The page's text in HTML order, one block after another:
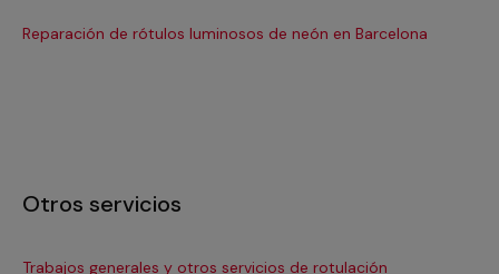
Reparación de rótulos luminosos de neón en Barcelona
Otros servicios
Trabajos generales y otros servicios de rotulación